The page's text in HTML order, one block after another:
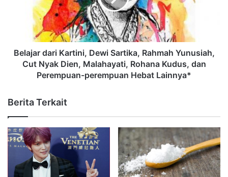
Belajar dari Kartini, Dewi Sartika, Rahmah Yunusiah,
Cut Nyak Dien, Malahayati, Rohana Kudus, dan
Perempuan-perempuan Hebat Lainnya*
Berita Terkait